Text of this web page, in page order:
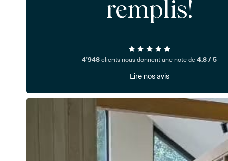
remplis!
4'948clients nous donnent une note de4.8 / 5
Lire nos avis